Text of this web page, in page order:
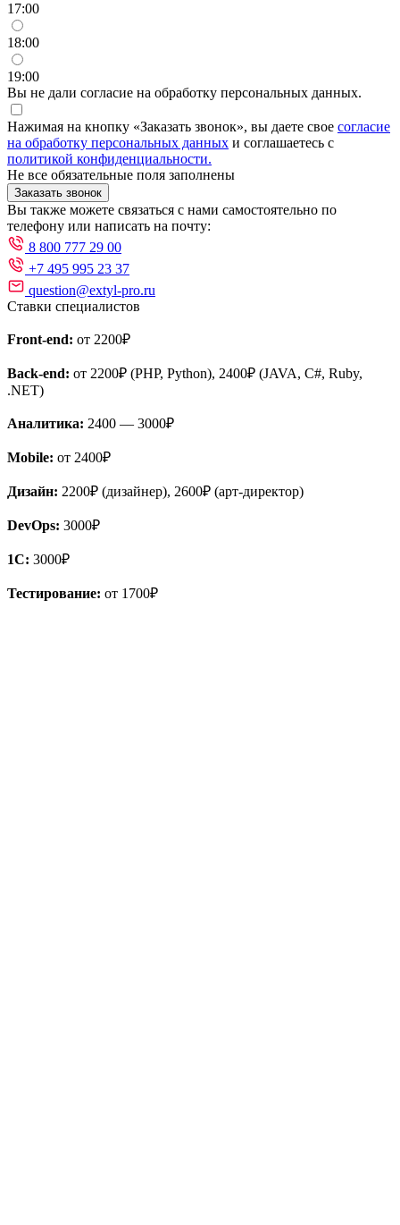
17:00
18:00
19:00
Вы не дали согласие на обработку персональных данных.
Нажимая на кнопку «Заказать звонок», вы даете свое согласие
на обработку персональных данных и соглашаетесь с
политикой конфиденциальности.
Не все обязательные поля заполнены
Заказать звонок
Вы также можете связаться с нами самостоятельно по
телефону или написать на почту:
8 800 777 29 00
+7 495 995 23 37
question@extyl-pro.ru
Ставки специалистов
Front-end: от 2200₽
Back-end: от 2200₽ (PHP, Python), 2400₽ (JAVA, C#, Ruby,
.NET)
Аналитика: 2400 — 3000₽
Mobile: от 2400₽
Дизайн: 2200₽ (дизайнер), 2600₽ (арт-директор)
DevOps: 3000₽
1С: 3000₽
Тестирование: от 1700₽